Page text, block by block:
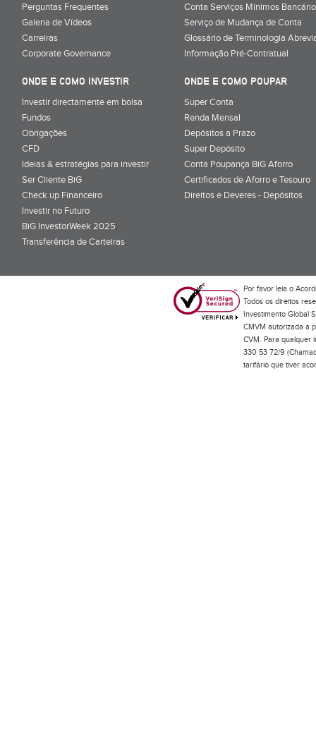
Perguntas Frequentes
Galeria de Vídeos
Carreiras
Corporate Governance
Conta Serviços Mínimos
Serviço de Mudança de Conta
Glossário de Terminologia
Informação Pré-Contratual
ONDE E COMO INVESTIR
Investir directamente em bolsa
Fundos
Obrigações
CFD
Ideias & estratégias para investir
Ser Cliente BiG
Check up Financeiro
Investir no Futuro
BiG InvestorWeek 2025;
Transferência de Carteiras;
ONDE E COMO POUPAR
Super Conta
Renda Mensal
Depósitos a Prazo
Super Depósito
Conta Poupança BiG Aforro
Certificados de Aforro e Tesouro
Direitos e Deveres - Depósitos
Por favor leia o
Todos os direitos
Investimento Global
CMVM autorizada a
CVM. Para qualquer
330 53 72/9
tarifário que tiver